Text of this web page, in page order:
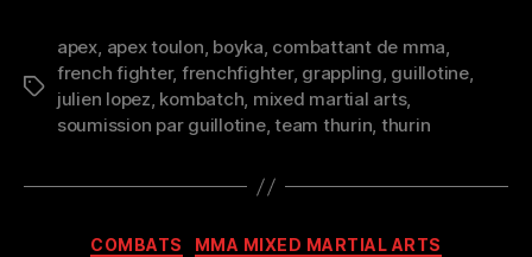
Étiquettes
apex, apex toulon, boyka, combattant de mma,
french fighter, frenchfighter, grappling, guillotine,
julien lopez, kombatch, mixed martial arts,
soumission par guillotine,team thurin, thurin
Catégories
COMBATS
MMA MIXED MARTIAL ARTS